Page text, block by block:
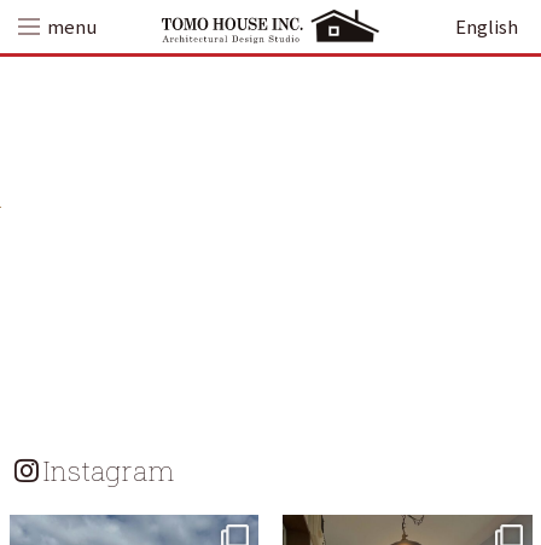
content
menu English
Instagram
tomohouseinc
tomohouseinc